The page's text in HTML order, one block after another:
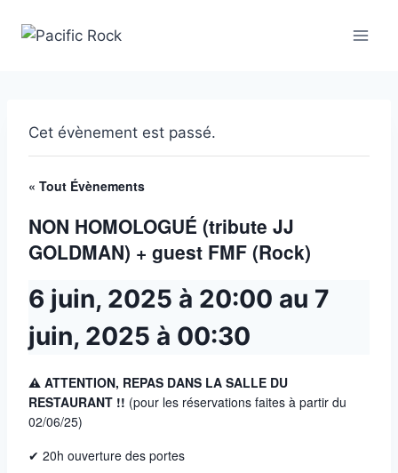
Cet évènement est passé.
« Tout Évènements
NON HOMOLOGUÉ (tribute JJ
GOLDMAN) + guest FMF (Rock)
6 juin, 2025 à 20:00 au 7
juin, 2025 à 00:30
⚠ ATTENTION, REPAS DANS LA SALLE DU
RESTAURANT !! (pour les réservations faites à partir du
02/06/25)
✔ 20h ouverture des portes